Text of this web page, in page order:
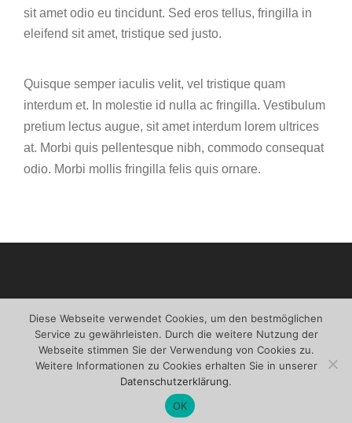
sit amet odio eu tincidunt. Sed eros tellus, fringilla in
eleifend sit amet, tristique sed justo.
Quisque semper iaculis velit, vel tristique quam
interdum et. In molestie id nulla ac fringilla. Vestibulum
pretium lectus augue, sit amet interdum lorem ultrices
at. Morbi quis pellentesque nibh, commodo consequat
odio. Morbi mollis fringilla felis quis ornare.
Diese Webseite verwendet Cookies, um den bestmöglichen
Service zu gewährleisten. Durch die weitere Nutzung der
Webseite stimmen Sie der Verwendung von Cookies zu.
Weitere Informationen zu Cookies erhalten Sie in unserer
Datenschutzerklärung.
OK